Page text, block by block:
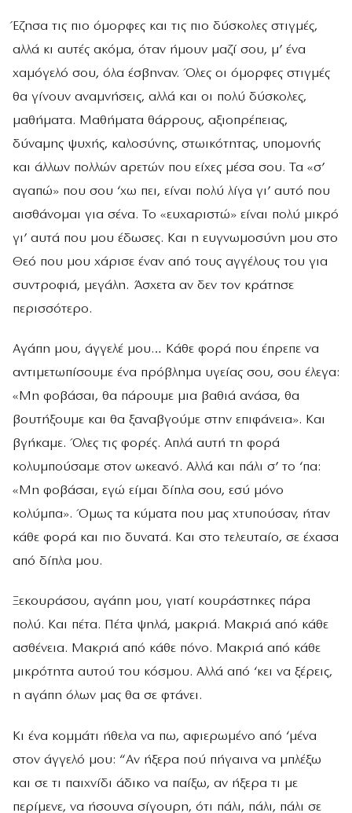
Έζησα τις πιο όμορφες και τις πιο δύσκολες στιγμές,
αλλά κι αυτές ακόμα, όταν ήμουν μαζί σου, μ’ ένα
χαμόγελό σου, όλα έσβηναν. Όλες οι όμορφες στιγμές
θα γίνουν αναμνήσεις, αλλά και οι πολύ δύσκολες,
μαθήματα. Μαθήματα θάρρους, αξιοπρέπειας,
δύναμης ψυχής, καλοσύνης, στωικότητας, υπομονής
και άλλων πολλών αρετών που είχες μέσα σου. Τα «σ’
αγαπώ» που σου ‘χω πει, είναι πολύ λίγα γι’ αυτό που
αισθάνομαι για σένα. Το «ευχαριστώ» είναι πολύ μικρό
γι’ αυτά που μου έδωσες. Και η ευγνωμοσύνη μου στο
Θεό που μου χάρισε έναν από τους αγγέλους του για
συντροφιά, μεγάλη. Άσχετα αν δεν τον κράτησε
περισσότερο.
Αγάπη μου, άγγελέ μου… Κάθε φορά που έπρεπε να
αντιμετωπίσουμε ένα πρόβλημα υγείας σου, σου έλεγα:
«Μη φοβάσαι, θα πάρουμε μια βαθιά ανάσα, θα
βουτήξουμε και θα ξαναβγούμε στην επιφάνεια». Και
βγήκαμε. Όλες τις φορές. Απλά αυτή τη φορά
κολυμπούσαμε στον ωκεανό. Αλλά και πάλι σ’ το ‘πα:
«Μη φοβάσαι, εγώ είμαι δίπλα σου, εσύ μόνο
κολύμπα». Όμως τα κύματα που μας χτυπούσαν, ήταν
κάθε φορά και πιο δυνατά. Και στο τελευταίο, σε έχασα
από δίπλα μου.
Ξεκουράσου, αγάπη μου, γιατί κουράστηκες πάρα
πολύ. Και πέτα. Πέτα ψηλά, μακριά. Μακριά από κάθε
ασθένεια. Μακριά από κάθε πόνο. Μακριά από κάθε
μικρότητα αυτού του κόσμου. Αλλά από ‘κει να ξέρεις,
η αγάπη όλων μας θα σε φτάνει.
Κι ένα κομμάτι ήθελα να πω, αφιερωμένο από ‘μένα
στον άγγελό μου: “Αν ήξερα πού πήγαινα να μπλέξω
και σε τι παιχνίδι άδικο να παίξω, αν ήξερα τι με
περίμενε, να ήσουνα σίγουρη, ότι πάλι, πάλι, πάλι σε